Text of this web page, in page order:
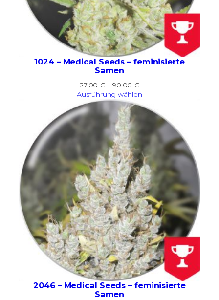
1024 – Medical Seeds – feminisierte
Samen
27,00€ – 90,00€Preisspanne:
27,00 €
bis
90,00 €
Ausführung wählen
2046 – Medical Seeds – feminisierte
Samen